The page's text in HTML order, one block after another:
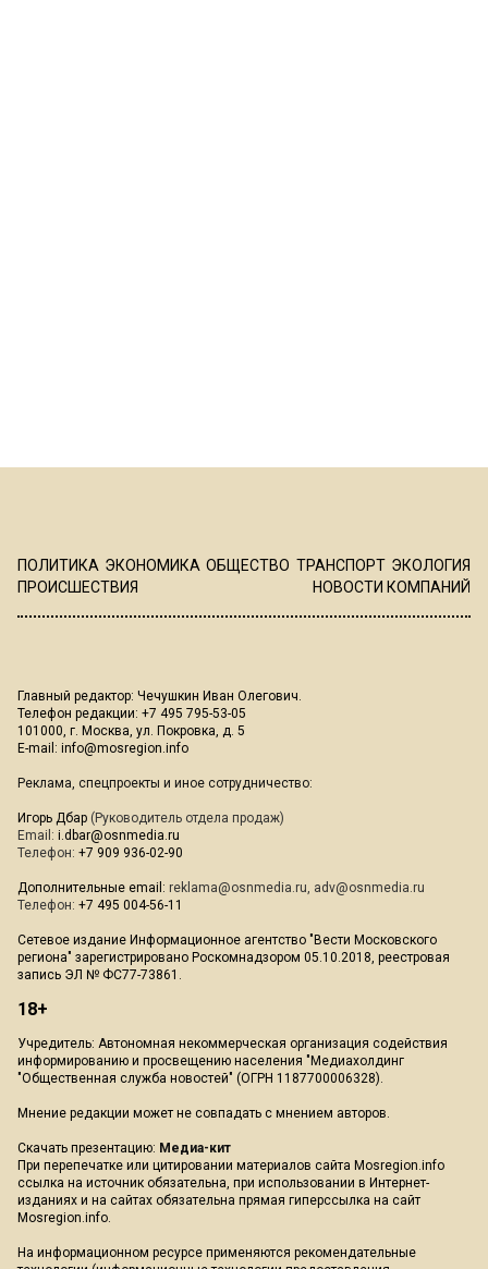
ПОЛИТИКА ЭКОНОМИКА ОБЩЕСТВО ТРАНСПОРТ ЭКОЛОГИЯ
ПРОИСШЕСТВИЯ
НОВОСТИ КОМПАНИЙ
Главный редактор: Чечушкин Иван Олегович.
Телефон редакции: +7 495 795-53-05
101000, г. Москва, ул. Покровка, д. 5
E-mail: info@mosregion.info
Реклама, спецпроекты и иное сотрудничество:
Игорь Дбар (Руководитель отдела продаж)
Email: i.dbar@osnmedia.ru
Телефон: +7 909 936-02-90
Дополнительные email: reklama@osnmedia.ru, adv@osnmedia.ru
Телефон: +7 495 004-56-11
Сетевое издание Информационное агентство "Вести Московского
региона" зарегистрировано Роскомнадзором 05.10.2018, реестровая
запись ЭЛ № ФС77-73861.
18+
Учредитель: Автономная некоммерческая организация содействия
информированию и просвещению населения "Медиахолдинг
"Общественная служба новостей" (ОГРН 1187700006328).
Мнение редакции может не совпадать с мнением авторов.
Скачать презентацию: Медиа-кит
При перепечатке или цитировании материалов сайта Mosregion.info
ссылка на источник обязательна, при использовании в Интернет-
изданиях и на сайтах обязательна прямая гиперссылка на сайт
Mosregion.info.
На информационном ресурсе применяются рекомендательные